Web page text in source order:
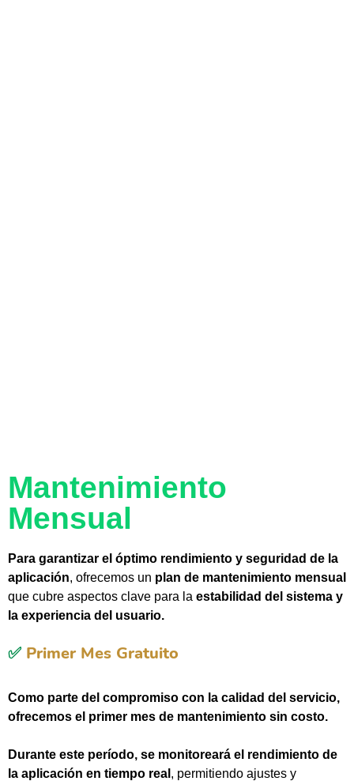
Mantenimiento
Mensual
Para garantizar el óptimo rendimiento y seguridad de la
aplicación, ofrecemos un plan de mantenimiento mensual
que cubre aspectos clave para la estabilidad del sistema y
la experiencia del usuario.
✅ Primer Mes Gratuito
Como parte del compromiso con la calidad del servicio,
ofrecemos el primer mes de mantenimiento sin costo.
Durante este período, se monitoreará el rendimiento de
la aplicación en tiempo real , permitiendo ajustes y